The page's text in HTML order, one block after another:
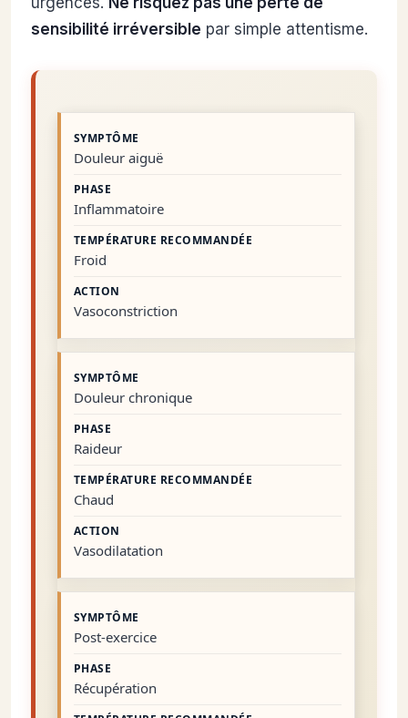
sensibilité irréversible par simple attentisme.
Douleur aiguë
Inflammatoire
Froid
Vasoconstriction
Douleur chronique
Raideur
Chaud
Vasodilatation
Post-exercice
Récupération